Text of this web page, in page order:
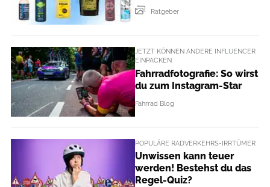
Ratgeber
JETZT KÖNNEN ANDERE INFLUENCER
EINPACKEN
Fahrradfotografie: So wirst
du zum Instagram-Star
Fahrrad Blog
POPULÄRE RADVERKEHRS-IRRTÜMER
Unwissen kann teuer
werden! Bestehst du das
Regel-Quiz?